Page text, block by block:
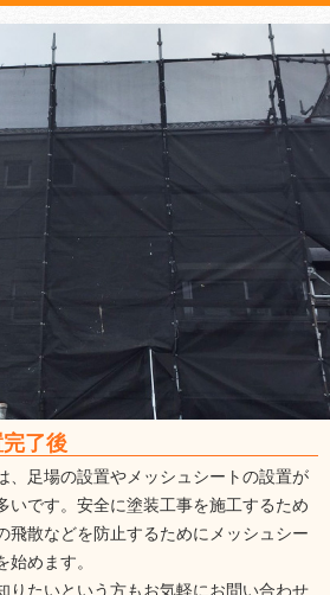
了後
、足場の設置やメッシュシートの設置が
いです。安全に塗装工事を施工するため
飛散などを防止するためにメッシュシー
始めます。
りたいという方もお気軽にお問い合わせ